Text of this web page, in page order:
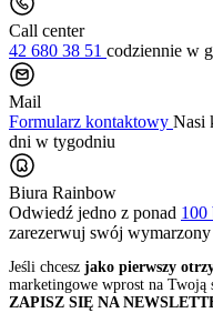
Call center
42 680 38 51 codziennie w
Mail
Formularz kontaktowy Nasi
dni w tygodniu
Biura Rainbow
Odwiedź jedno z ponad 100
zarezerwuj swój
Jeśli chcesz jako pierwszy
marketingowe wprost na Twoją
ZAPISZ SIĘ NA